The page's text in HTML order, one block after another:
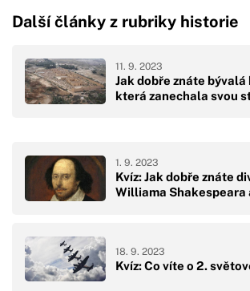
Další články z rubriky historie
Jak dobře znáte bývalá
která zanechala svou
11. 9. 2023
Kvíz: Jak dobře znáte
Williama Shakespeara
1. 9. 2023
Kvíz: Co víte o 2.
18. 9. 2023